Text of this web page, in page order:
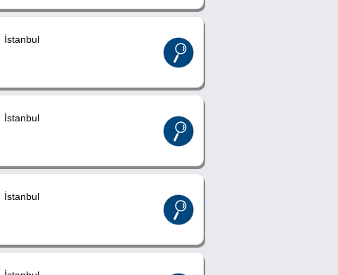
İstanbul
İstanbul
İstanbul